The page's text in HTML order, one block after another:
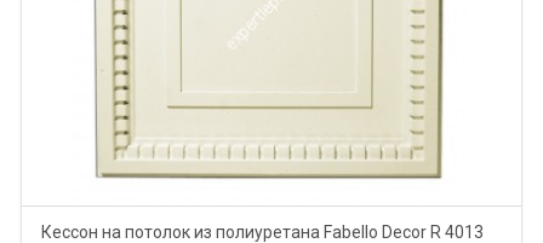
Кессон на потолок из полиуретана Fabello Decor R 4013